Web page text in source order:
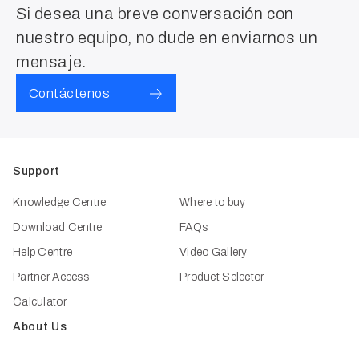
Si desea una breve conversación con
nuestro equipo, no dude en enviarnos un
mensaje.
Contáctenos
Support
Knowledge Centre
Download Centre
Help Centre
Partner Access
Calculator
Where to buy
FAQs
Video Gallery
Product Selector
About Us